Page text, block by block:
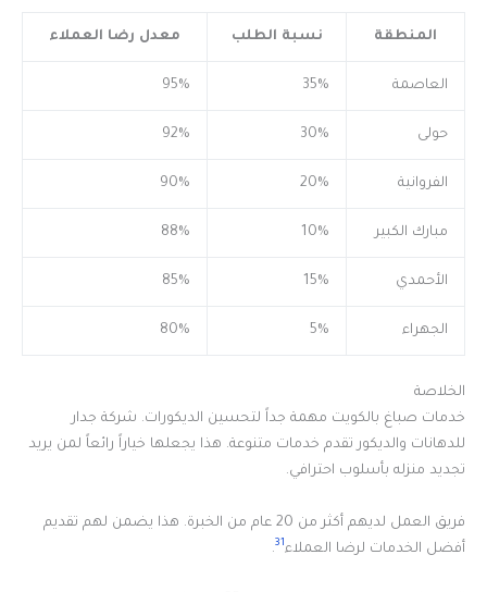
المنطقة نسبة الطلب معدل رضا العملاء
العاصمة 35%
95%
حولى 30%
92%
الفروانية 20%
90%
مبارك الكبير 10%
88%
الأحمدي 15%
85%
الجهراء 5%
80%
الخلاصة
خدمات صباغ بالكويت مهمة جداً لتحسين الديكورات. شركة جدار
للدهانات والديكور تقدم خدمات متنوعة. هذا يجعلها خياراً رائعاً لمن يريد
تجديد منزله بأسلوب احترافي.
فريق العمل لديهم أكثر من 20 عام من الخبرة. هذا يضمن لهم تقديم
أفضل الخدمات لرضا العملاء31
.